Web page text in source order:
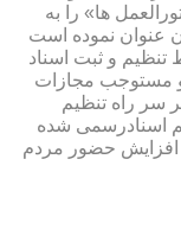
ها» را به
عنوان نموده است
تنظیم و ثبت اسناد
مستوجب مجازات
سر راه تنظیم
اسنادرسمی شده
حضور مردم